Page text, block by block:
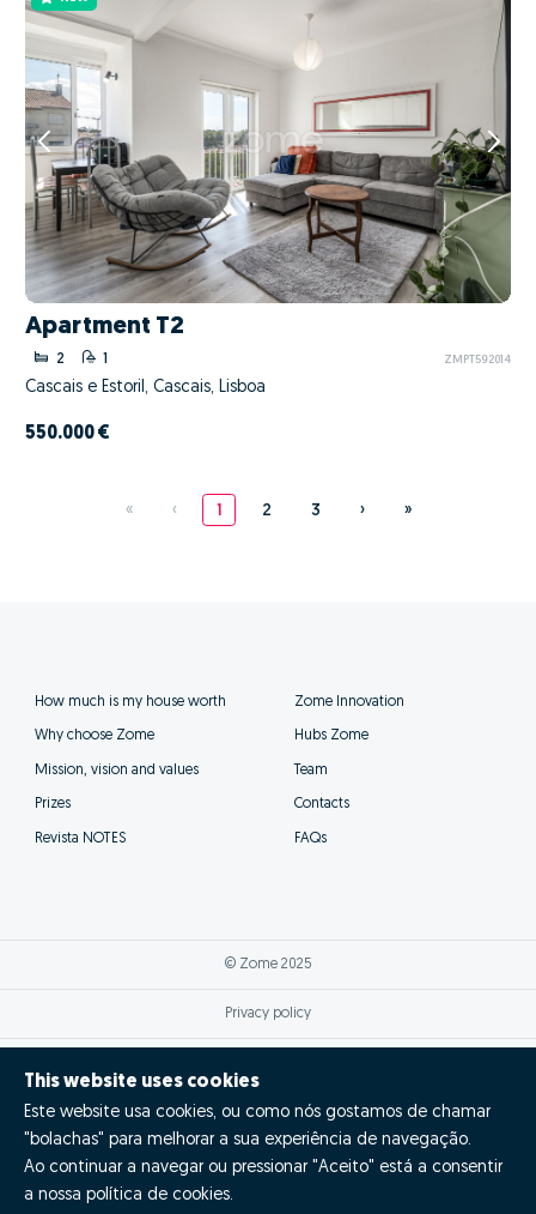
Apartment T2
2 1 ZMPT592014
Cascais e Estoril, Cascais, Lisboa
550.000 €
« ‹ 1 2 3 › »
How much is my house worth
Why choose Zome
Mission, vision and values
Prizes
Revista NOTES
Zome Innovation
Hubs Zome
Team
Contacts
FAQs
© Zome 2025
Privacy policy
Alternative dispute resolution
Complaint book
This website uses cookies
Este website usa cookies, ou como nós gostamos de chamar
"bolachas" para melhorar a sua experiência de navegação.
Ao continuar a navegar ou pressionar "Aceito" está a consentir
a nossa política de cookies.